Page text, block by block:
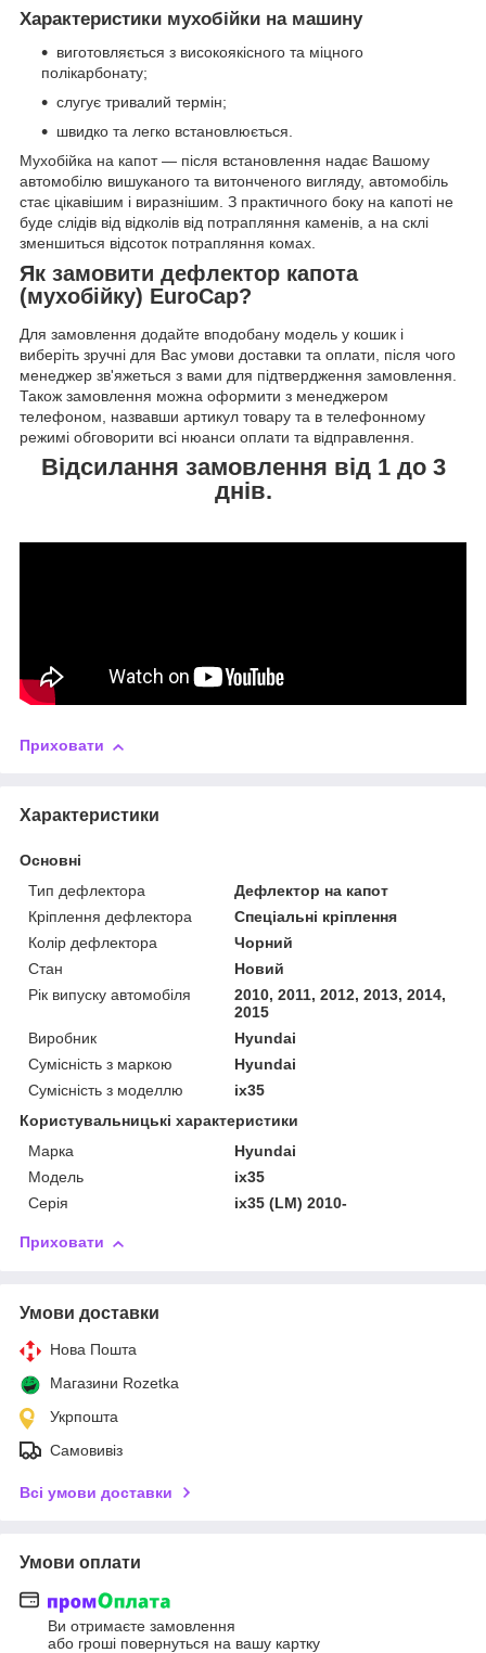
Характеристики мухобійки на машину
виготовляється з високоякісного та міцного
полікарбонату;
слугує тривалий термін;
швидко та легко встановлюється.
Мухобійка на капот — після встановлення надає Вашому
автомобілю вишуканого та витонченого вигляду, автомобіль
стає цікавішим і виразнішим. З практичного боку на капоті не
буде слідів від відколів від потрапляння каменів, а на склі
зменшиться відсоток потрапляння комах.
Як замовити дефлектор капота
(мухобійку) EuroCap?
Для замовлення додайте вподобану модель у кошик і
виберіть зручні для Вас умови доставки та оплати, після чого
менеджер зв'яжеться з вами для підтвердження замовлення.
Також замовлення можна оформити з менеджером
телефоном, назвавши артикул товару та в телефонному
режимі обговорити всі нюанси оплати та відправлення.
Відсилання замовлення від 1 до 3
днів.
Приховати
Характеристики
Основні
Тип дефлектора
Дефлектор на капот
Кріплення дефлектора
Спеціальні кріплення
Колір дефлектора
Чорний
Стан
Новий
Рік випуску автомобіля
2010, 2011, 2012, 2013, 2014,
2015
Виробник
Hyundai
Сумісність з маркою
Hyundai
Сумісність з моделлю
ix35
Користувальницькі характеристики
Марка
Hyundai
Модель
ix35
Серія
ix35 (LM) 2010-
Приховати
Умови доставки
Нова Пошта
Магазини Rozetka
Укрпошта
Самовивіз
Всі умови доставки
Умови оплати
Ви отримаєте замовлення
або гроші повернуться на вашу картку